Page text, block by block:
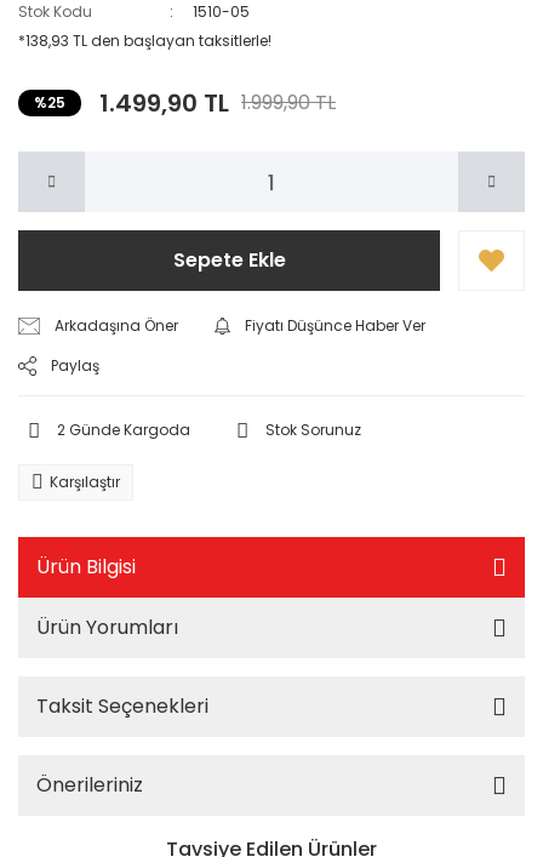
Stok Kodu
1510-05
*138,93 TL den başlayan taksitlerle!
%25 1.499,90 TL 1.999,90 TL
Sepete Ekle
Arkadaşına Öner
Fiyatı Düşünce Haber Ver
Paylaş
2 Günde Kargoda Stok Sorunuz
Karşılaştır
Ürün Bilgisi
Ürün Yorumları
Taksit Seçenekleri
Önerileriniz
Tavsiye Edilen Ürünler